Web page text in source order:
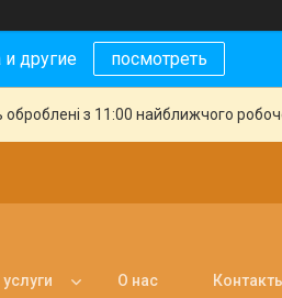
и другие посмотреть
з 11:00 найближчого
О нас